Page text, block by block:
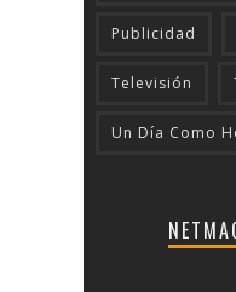
Publicidad
Televisión
Un Día Como